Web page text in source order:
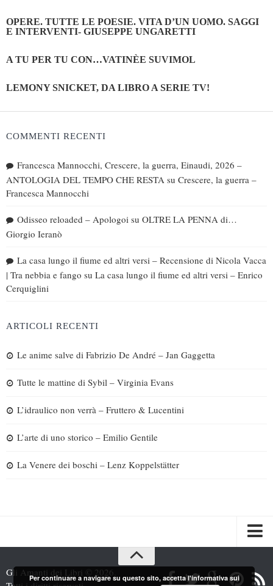
OPERE. TUTTE LE POESIE. VITA D’UN UOMO. SAGGI
E INTERVENTI- GIUSEPPE UNGARETTI
A TU PER TU CON…VATINÈE SUVIMOL
LEMONY SNICKET, DA LIBRO A SERIE TV!
COMMENTI RECENTI
Francesca Mannocchi, Crescere, la guerra, Einaudi, 2026 –
ANTOLOGIA DEL TEMPO CHE RESTA su Crescere, la guerra –
Francesca Mannocchi
Odisseo reloaded – Apologoi su OLTRE LA PENNA di…
Giorgio Ieranò
La casa lungo il fiume ed altri versi – Recensione di Nicola Vacca
| Tra nebbia e fango su La casa lungo il fiume ed altri versi – Enrico
Cerquiglini
ARTICOLI RECENTI
Le anime salve di Fabrizio De André – Jan Gaggetta
Tutte le mattine di Sybil – Virginia Evans
L’idraulico non verrà – Fruttero & Lucentini
L’arte di uno storico – Emilio Gentile
La Venere dei boschi – Lenz Koppelstätter
Recensioni
Gli Amanti dei Libri © 2026.
Per continuare a navigare su questo sito, accetta l'informativa sui